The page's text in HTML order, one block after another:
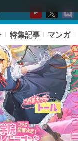
特集記事 マンガ